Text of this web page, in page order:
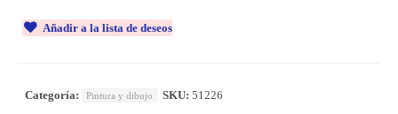
Añadir a la lista de deseos
Categoría: Pintura y dibujo SKU: 51226